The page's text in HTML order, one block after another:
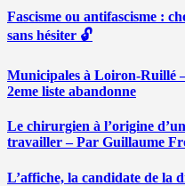
Fascisme ou antifascisme :
sans hésiter 🔓
Municipales à Loiron-Ruillé
2eme liste abandonne
Le chirurgien à l’origine
travailler – Par Guillaume
L’affiche, la candidate de la